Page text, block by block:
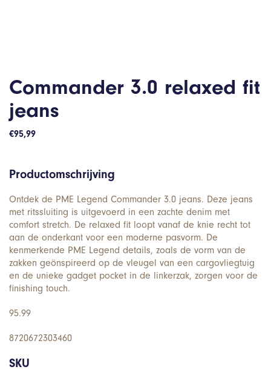
Commander 3.0 relaxed fit
jeans
€95,99
Productomschrijving
Ontdek de PME Legend Commander 3.0 jeans. Deze jeans
met ritssluiting is uitgevoerd in een zachte denim met
comfort stretch. De relaxed fit loopt vanaf de knie recht tot
aan de onderkant voor een moderne pasvorm. De
kenmerkende PME Legend details, zoals de vorm van de
zakken geönspireerd op de vleugel van een cargovliegtuig
en de unieke gadget pocket in de linkerzak, zorgen voor de
finishing touch.
95.99
8720672303460
SKU